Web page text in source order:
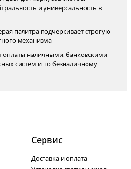
и универсальность в
палитра подчеркивает строгую
механизма
наличными, банковскими
систем и по безналичному
Cервис
Доставка и оплата